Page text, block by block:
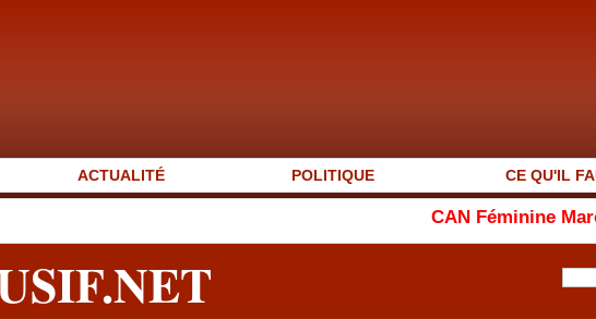
ACTUALITÉ POLITIQUE CE QU'IL
CAN Féminine Maroc 2026 :